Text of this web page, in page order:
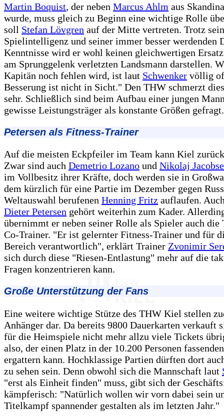
Martin Boquist, der neben Marcus Ahlm aus
wurde, muss gleich zu Beginn eine wichtige Rolle
soll Stefan Lövgren auf der Mitte vertreten. Trotz
Spielintelligenz und seiner immer besser werdenden
Kenntnisse wird er wohl keinen gleichwertigen
am Sprunggelenk verletzten Landsmann darstellen.
Kapitän noch fehlen wird, ist laut Schwenker völlig
Besserung ist nicht in Sicht." Den THW schmerzt
sehr. Schließlich sind beim Aufbau einer jungen
gewisse Leistungsträger als konstante Größen gefragt.
Petersen als Fitness-Trainer
Auf die meisten Eckpfeiler im Team kann Kiel
Zwar sind auch Demetrio Lozano und Nikolaj
im Vollbesitz ihrer Kräfte, doch werden sie in
dem kürzlich für eine Partie im Dezember gegen
Weltauswahl berufenen Henning Fritz auflaufen.
Dieter Petersen gehört weiterhin zum Kader.
übernimmt er neben seiner Rolle als Spieler auch
Co-Trainer. "Er ist gelernter Fitness-Trainer und für
Bereich verantwortlich", erklärt Trainer Zvonimir
sich durch diese "Riesen-Entlastung" mehr auf die
Fragen konzentrieren kann.
Große Unterstützung der Fans
Eine weitere wichtige Stütze des THW Kiel stellen
Anhänger dar. Da bereits 9800 Dauerkarten verkauft
für die Heimspiele nicht mehr allzu viele Tickets
also, der einen Platz in der 10.200 Personen
ergattern kann. Hochklassige Partien dürften dort
zu sehen sein. Denn obwohl sich die Mannschaft laut
"erst als Einheit finden" muss, gibt sich der
kämpferisch: "Natürlich wollen wir vorn dabei sein
Titelkampf spannender gestalten als im letzten Jahr."